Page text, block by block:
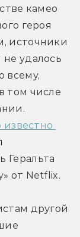
камео
героя
источники
удалось
всему,
том числе
известно
Геральта
от Netflix.
другой